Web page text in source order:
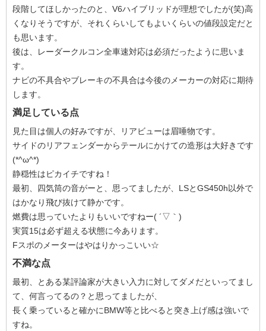
段階してほしかったのと、V6ハイブリッドが理想でしたが(笑)高
くなりそうですが、それくらいしてもよいくらいの値段設定だと
も思います。
後は、レーダークルコン全車速対応は必須だったように思いま
す。
ナビの不具合やブレーキの不具合は今後のメーカーの対応に期待
します。
満足している点
見た目は個人の好みですが、リアビューは眉唾物です。
サイドのリアフェンダーからテールにかけての造形は大好きです
(*^ω^*)
静穏性はピカイチですね！
最初、四気筒の音がーと、思ってましたが、LSとGS450h以外で
はかなり飛び抜けて静かです。
燃費は思っていたよりもいいですねー( ´▽｀)
実質15は必ず超える状態に今あります。
Fスポのメーターはやはりかっこいい☆
不満な点
最初、とある某評論家が大きい入力に対してダメだといってまし
て、何言ってるの？と思ってましたが、
長く乗っていると確かにBMW等と比べると突き上げ感は強いで
すね。